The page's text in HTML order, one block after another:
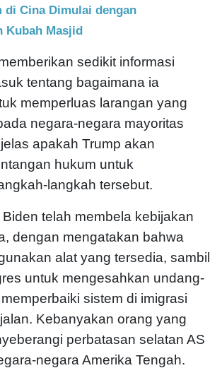
di Cina Dimulai dengan
Kubah Masjid
sedikit informasi
tentang bagaimana ia
memperluas larangan yang
negara-negara mayoritas
apakah Trump akan
hukum untuk
langkah tersebut.
telah membela kebijakan
dengan mengatakan bahwa
alat yang tersedia, sambil
untuk mengesahkan undang-
sistem di imigrasi
Kebanyakan orang yang
perbatasan selatan AS
negara Amerika Tengah.